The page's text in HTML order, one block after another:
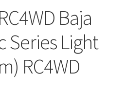
Baja
Series Light
RC4WD